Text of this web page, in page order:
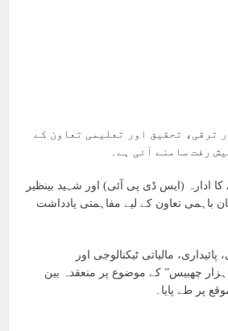
ترقی، تحقیق اور تعلیمی تعاون کے
رفت سامنے آئی ہے۔
کا ادارہ (ایس ڈی پی آئی) اور شہید بینظیر
باہمی تعاون کے لیے مفاہمتی یادداشت
مالیاتی ٹیکنالوجی اور
چھبیس” کے موضوع پر منعقدہ بین
پر طے پایا۔